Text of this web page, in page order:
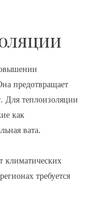
предотвращает
Для теплоизоляции
как
вата.
климатических
требуется